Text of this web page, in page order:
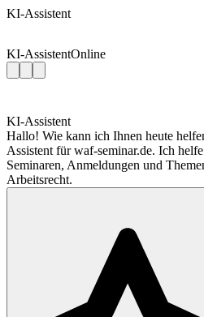
KI-Assistent
KI-AssistentOnline
KI-Assistent
Hallo! Wie kann ich Ihnen heute
Assistent für waf-seminar.de. Ich
Seminaren, Anmeldungen und
Arbeitsrecht.